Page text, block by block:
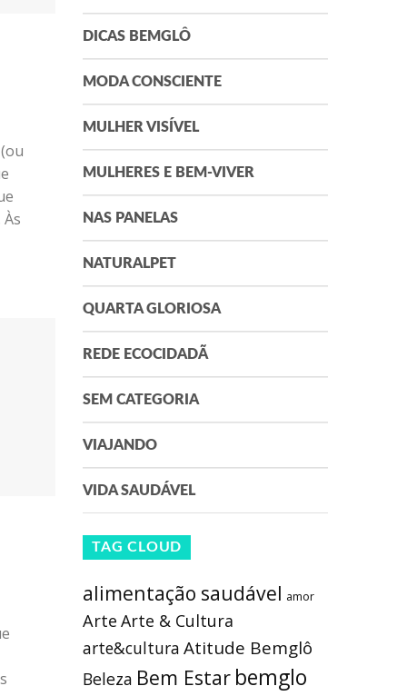
DICAS BEMGLÔ
MODA CONSCIENTE
MULHER VISÍVEL
MULHERES E BEM-VIVER
NAS PANELAS
NATURALPET
QUARTA GLORIOSA
REDE ECOCIDADÃ
SEM CATEGORIA
VIAJANDO
VIDA SAUDÁVEL
TAG CLOUD
alimentação saudável amor
Arte Arte & Cultura
arte&cultura Atitude Bemglô
Beleza Bem Estar bemglo